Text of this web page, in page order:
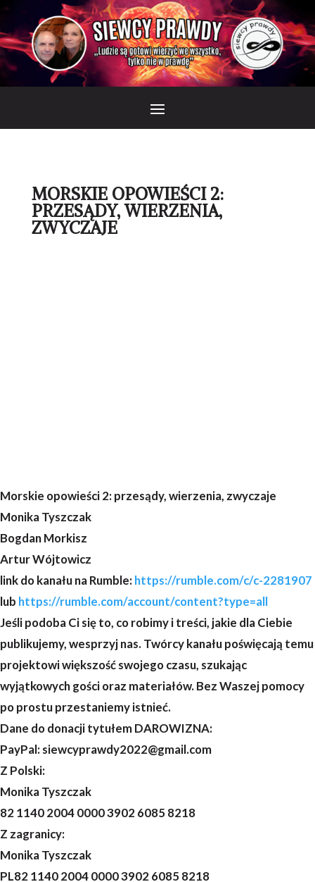
MORSKIE OPOWIEŚCI 2:
PRZESĄDY, WIERZENIA,
ZWYCZAJE
Morskie opowieści 2: przesądy, wierzenia, zwyczaje
Monika Tyszczak
Bogdan Morkisz
Artur Wójtowicz
link do kanału na Rumble: https://rumble.com/c/c-2281907
lub https://rumble.com/account/content?type=all
Jeśli podoba Ci się to, co robimy i treści, jakie dla Ciebie
publikujemy, wesprzyj nas. Twórcy kanału poświęcają temu
projektowi większość swojego czasu, szukając
wyjątkowych gości oraz materiałów. Bez Waszej pomocy
po prostu przestaniemy istnieć.
Dane do donacji tytułem DAROWIZNA:
PayPal: siewcyprawdy2022@gmail.com
Z Polski:
Monika Tyszczak
82 1140 2004 0000 3902 6085 8218
Z zagranicy:
Monika Tyszczak
PL82 1140 2004 0000 3902 6085 8218